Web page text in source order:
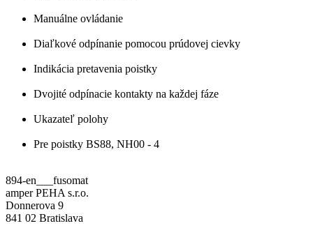
Manuálne ovládanie
Diaľkové odpínanie pomocou prúdovej cievky
Indikácia pretavenia poistky
Dvojité odpínacie kontakty na každej fáze
Ukazateľ polohy
Pre poistky BS88, NH00 - 4
894-en___fusomat
amper PEHA s.r.o.
Donnerova 9
841 02 Bratislava